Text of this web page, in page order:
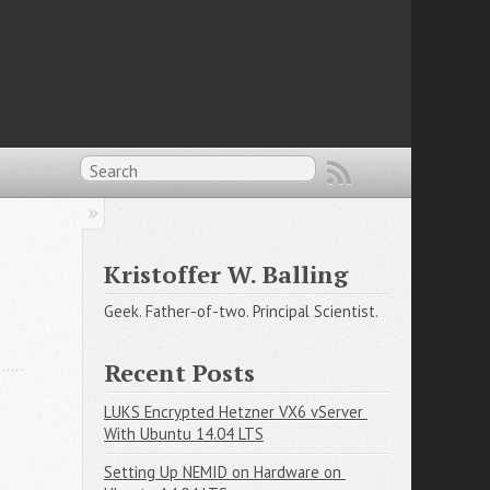
Kristoffer W. Balling
Geek. Father-of-two. Principal Scientist.
Recent Posts
LUKS Encrypted Hetzner VX6 vServer
With Ubuntu 14.04 LTS
Setting Up NEMID on Hardware on